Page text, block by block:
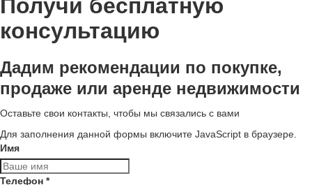
Получи бесплатную
консультацию
Дадим рекомендации по покупке,
продаже или аренде недвижимости
Оставьте свои контакты, чтобы мы связались с вами
Для заполнения данной формы включите JavaScript в браузере.
Имя
Телефон *